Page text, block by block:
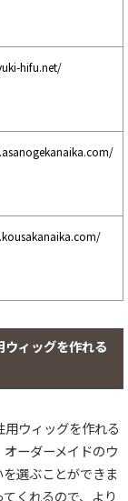
hifu.net/
ィッグを作れる
ウィッグを作れる
ーダーメイドのウ
選ぶことができま
くれるので、より